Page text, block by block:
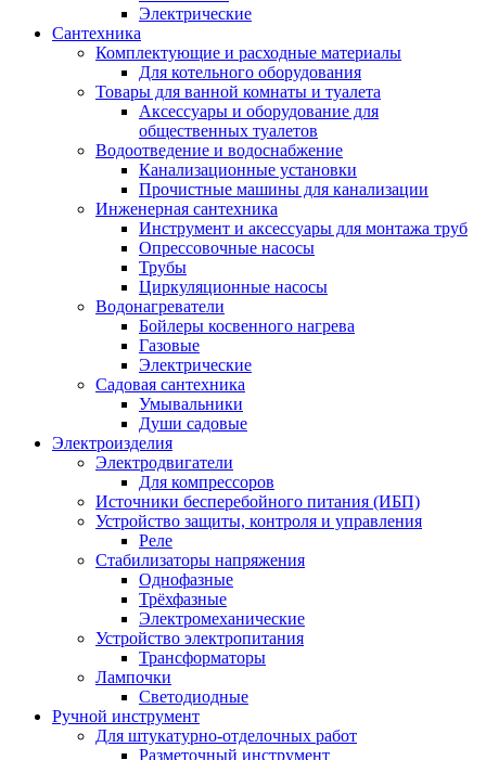
Электрические
Сантехника
Комплектующие и расходные материалы
Для котельного оборудования
Товары для ванной комнаты и туалета
Аксессуары и оборудование для
общественных туалетов
Водоотведение и водоснабжение
Канализационные установки
Прочистные машины для канализации
Инженерная сантехника
Инструмент и аксессуары для монтажа труб
Опрессовочные насосы
Трубы
Циркуляционные насосы
Водонагреватели
Бойлеры косвенного нагрева
Газовые
Электрические
Садовая сантехника
Умывальники
Души садовые
Электроизделия
Электродвигатели
Для компрессоров
Источники бесперебойного питания (ИБП)
Устройство защиты, контроля и управления
Реле
Стабилизаторы напряжения
Однофазные
Трёхфазные
Электромеханические
Устройство электропитания
Трансформаторы
Лампочки
Светодиодные
Ручной инструмент
Для штукатурно-отделочных работ
Разметочный инструмент